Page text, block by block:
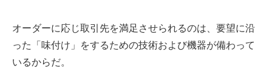
オーダーに応じ取引先を満足させられるのは、要望に沿
った「味付け」をするための技術および機器が備わって
いるからだ。